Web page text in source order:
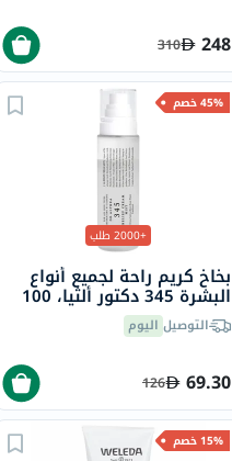
248
310
45% خصم
+2000 طلب
بخاخ كريم راحة لجميع أنواع
البشرة 345 دكتور ألثيا، 100
ملالتوصيل اليوم
69.30
126
15% خصم